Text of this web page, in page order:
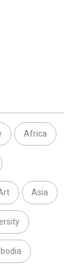
Africa
Asia